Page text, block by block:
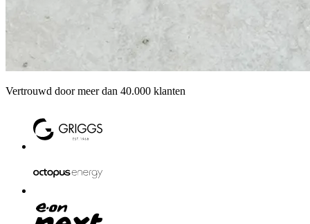
Vertrouwd door meer dan 40.000 klanten